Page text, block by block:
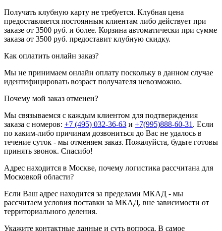
Получать клубную карту не требуется. Клубная цена
предоставляется постоянным клиентам либо действует при
заказе от 3500 руб. и более. Корзина автоматически при сумме
заказа от 3500 руб. предоставит клубную скидку.
Как оплатить онлайн заказ?
Мы не принимаем онлайн оплату поскольку в данном случае
идентифицировать возраст получателя невозможно.
Почему мой заказ отменен?
Мы связываемся с каждым клиентом для подтверждения
заказа с номеров: +7 (495) 032-36-63 и +7(995)888-60-31 . Если
по каким-либо причинам дозвониться до Вас не удалось в
течение суток - мы отменяем заказ. Пожалуйста, будьте готовы
принять звонок. Спасибо!
Адрес находится в Москве, почему логистика рассчитана для
Московкой области?
Если Ваш адрес находится за пределами МКАД - мы
рассчитаем условия поставки за МКАД, вне зависимости от
территориального деления.
Укажите контактные данные и суть вопроса. В самое